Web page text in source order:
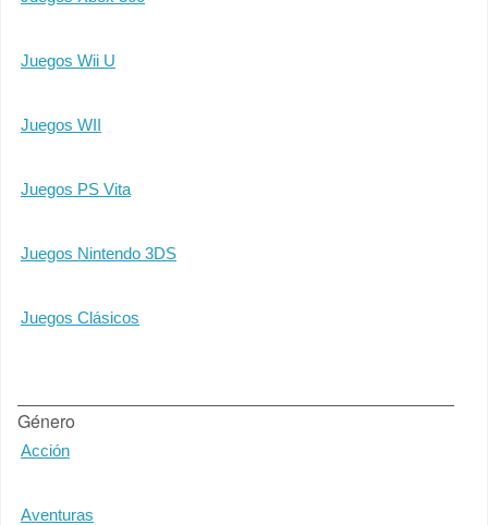
Juegos Wii U
Juegos WII
Juegos PS Vita
Juegos Nintendo 3DS
Juegos Clásicos
Género
Acción
Aventuras